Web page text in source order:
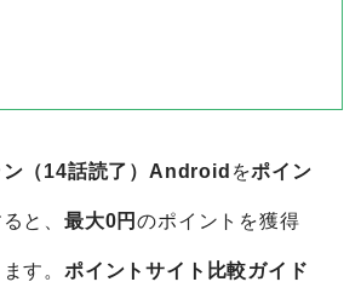
ン（14話読了）Android をポイン
と、最大0円のポイントを獲得
す。 ポイントサイト比較ガイド